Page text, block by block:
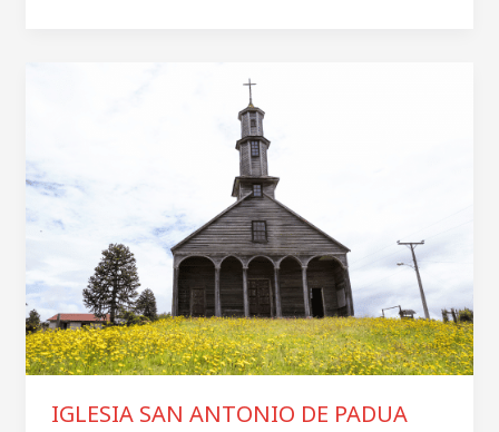
IGLESIA SAN ANTONIO DE PADUA
PADUA